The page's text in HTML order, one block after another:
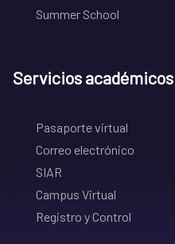
Summer School
Servicios académicos
Pasaporte virtual
Correo electrónico
SIAR
Campus Virtual
Registro y Control